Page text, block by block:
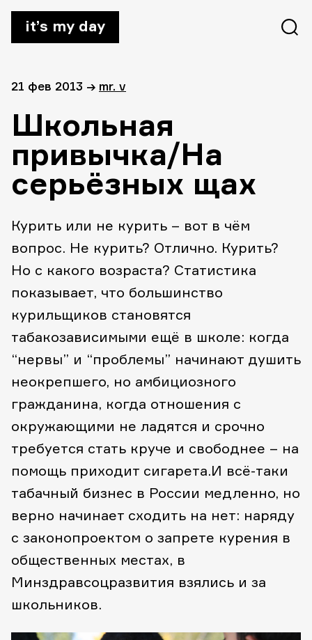
it’s my day
21 фев 2013 → mr. v
Школьная
привычка/На
серьёзных щах
Курить или не курить – вот в чём
вопрос. Не курить? Отлично. Курить?
Но с какого возраста? Статистика
показывает, что большинство
курильщиков становятся
табакозависимыми ещё в школе: когда
“нервы” и “проблемы” начинают душить
неокрепшего, но амбициозного
гражданина, когда отношения с
окружающими не ладятся и срочно
требуется стать круче и свободнее – на
помощь приходит сигарета.И всё-таки
табачный бизнес в России медленно, но
верно начинает сходить на нет: наряду
с законопроектом о запрете курения в
общественных местах, в
Минздравсоцразвития взялись и за
школьников.